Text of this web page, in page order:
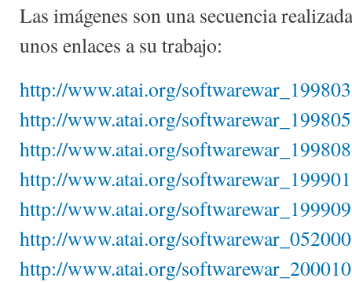
Las imágenes son una secuencia
unos enlaces a su trabajo:
http://www.atai.org/
http://www.atai.org/
http://www.atai.org/
http://www.atai.org/
http://www.atai.org/
http://www.atai.org/
http://www.atai.org/